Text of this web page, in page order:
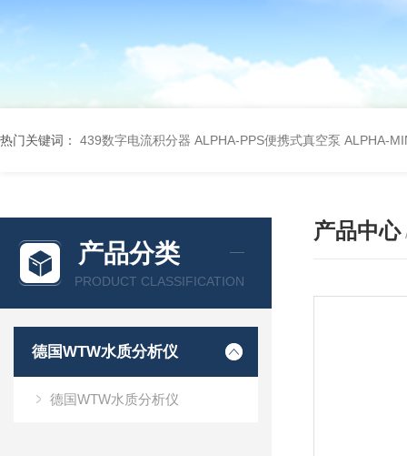
热门关键词： 439数字电流积分器 ALPHA-PPS便携式真空泵 ALPHA-
产品分类
PRODUCT CLASSIFICATION
德国WTW水质分析仪
德国WTW水质分析仪
产品中心